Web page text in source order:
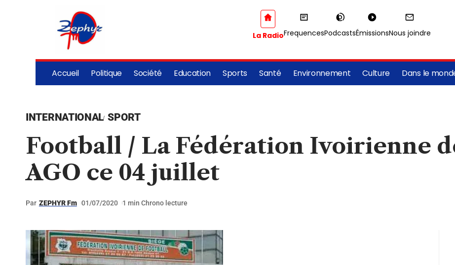
La RadioFrequencesPodcastsÉmissionsNous joindre
Accueil Politique Société Education Sports Santé Environnement Culture Dans le
INTERNATIONAL SPORT
Football / La Fédération Ivoirienne
AGO ce 04 juillet
Par ZEPHYR Fm 01/07/2020 1 min Chrono lecture